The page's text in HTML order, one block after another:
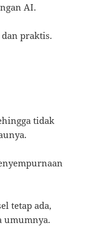
AI.
praktis.
tidak
tetap ada,
umumnya.